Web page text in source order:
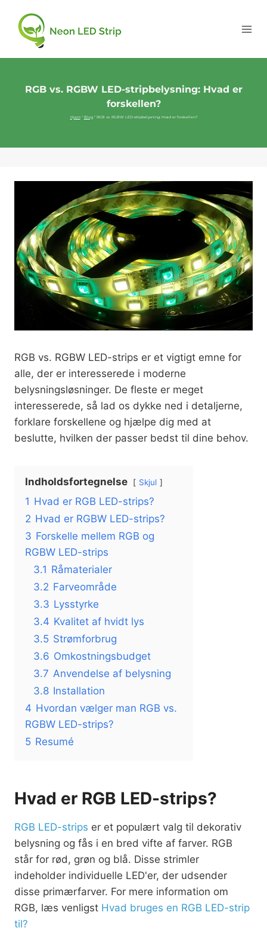
RGB vs. RGBW LED-stripbelysning: Hvad er
forskellen?
Hjem" Blog" RGB vs. RGBW LED-stripbelysning: Hvad er forskellen?
RGB vs. RGBW LED-strips er et vigtigt emne for
alle, der er interesserede i moderne
belysningsløsninger. De fleste er meget
interesserede, så lad os dykke ned i detaljerne,
forklare forskellene og hjælpe dig med at
beslutte, hvilken der passer bedst til dine behov.
Indholdsfortegnelse Skjul
1 Hvad er RGB LED-strips?
2 Hvad er RGBW LED-strips?
3 Forskelle mellem RGB og
RGBW LED-strips
3.1 Råmaterialer
3.2 Farveområde
3.3 Lysstyrke
3.4 Kvalitet af hvidt lys
3.5 Strømforbrug
3.6 Omkostningsbudget
3.7 Anvendelse af belysning
3.8 Installation
4 Hvordan vælger man RGB vs.
RGBW LED-strips?
5 Resumé
Hvad er RGB LED-strips?
RGB LED-strips er et populært valg til dekorativ
belysning og fås i en bred vifte af farver. RGB
står for rød, grøn og blå. Disse strimler
indeholder individuelle LED'er, der udsender
disse primærfarver. For mere information om
RGB, læs venligst Hvad bruges en RGB LED-strip
til?